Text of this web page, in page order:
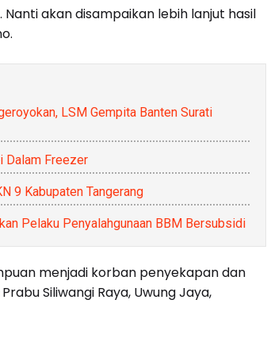
akan disampaikan lebih lanjut hasil
LSM Gempita Banten Surati
Dalam Freezer
9 Kabupaten Tangerang
Pelaku Penyalahgunaan BBM Bersubsidi
menjadi korban penyekapan dan
Siliwangi Raya, Uwung Jaya,